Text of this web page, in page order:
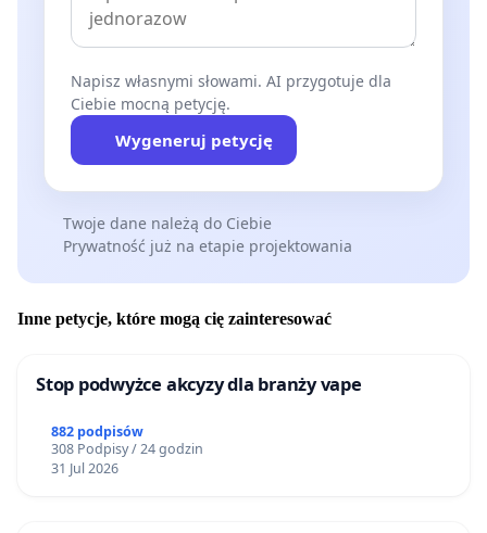
Napisz własnymi słowami. AI przygotuje dla
Ciebie mocną petycję.
Wygeneruj petycję
Twoje dane należą do Ciebie
Prywatność już na etapie projektowania
Inne petycje, które mogą cię zainteresować
Stop podwyżce akcyzy dla branży vape
882 podpisów
308 Podpisy / 24 godzin
31 Jul 2026